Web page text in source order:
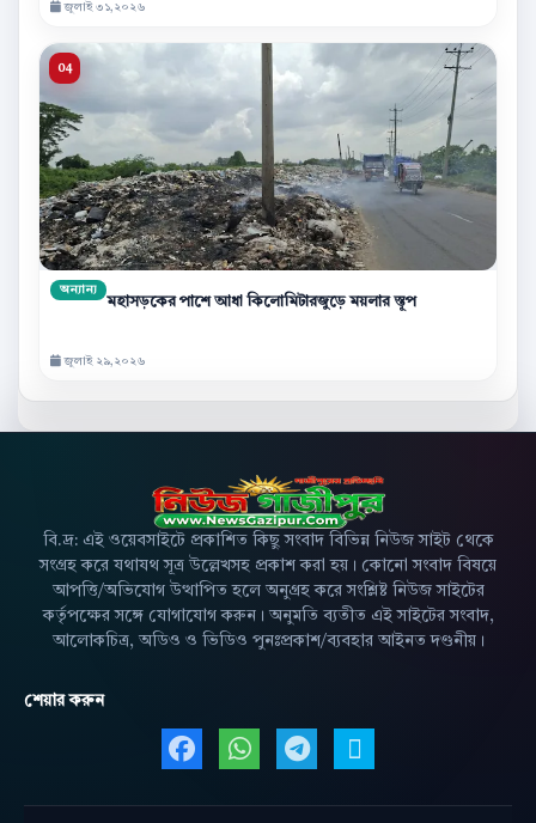
জুলাই ৩১,২০২৬
অন্যান্য
মহাসড়কের পাশে আধা কিলোমিটারজুড়ে ময়লার স্তূপ
জুলাই ২৯,২০২৬
বি.দ্র: এই ওয়েবসাইটে প্রকাশিত কিছু সংবাদ বিভিন্ন নিউজ সাইট থেকে
সংগ্রহ করে যথাযথ সূত্র উল্লেখসহ প্রকাশ করা হয়। কোনো সংবাদ বিষয়ে
আপত্তি/অভিযোগ উত্থাপিত হলে অনুগ্রহ করে সংশ্লিষ্ট নিউজ সাইটের
কর্তৃপক্ষের সঙ্গে যোগাযোগ করুন। অনুমতি ব্যতীত এই সাইটের সংবাদ,
আলোকচিত্র, অডিও ও ভিডিও পুনঃপ্রকাশ/ব্যবহার আইনত দণ্ডনীয়।
শেয়ার করুন
Facebook এ শেয়ার করুন
WhatsApp এ শেয়ার করুন
Telegram এ শেয়ার